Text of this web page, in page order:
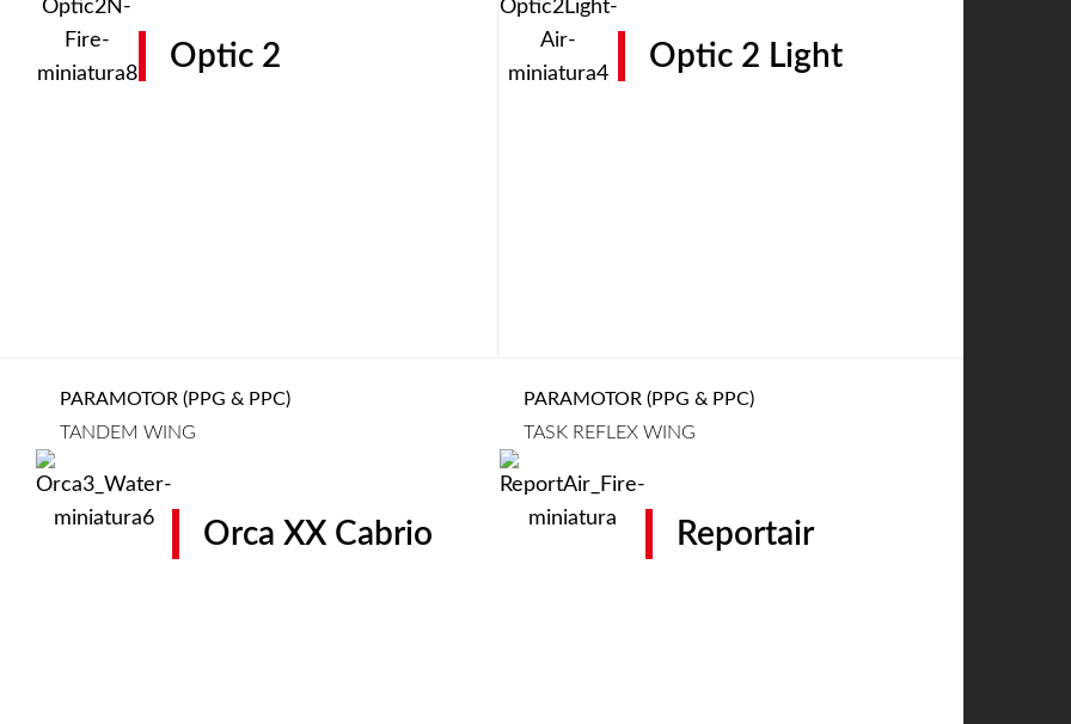
Optic 2 Optic 2 Light
PARAMOTOR (PPG & PPC)
TANDEM WING
Orca XX Cabrio
PARAMOTOR (PPG & PPC)
TASK REFLEX WING
Reportair